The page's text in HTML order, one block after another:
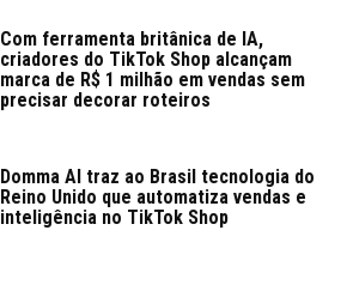
Com ferramenta britânica de IA,
criadores do TikTok Shop alcançam
marca de R$ 1 milhão em vendas sem
precisar decorar roteiros
Domma AI traz ao Brasil tecnologia do
Reino Unido que automatiza vendas e
inteligência no TikTok Shop